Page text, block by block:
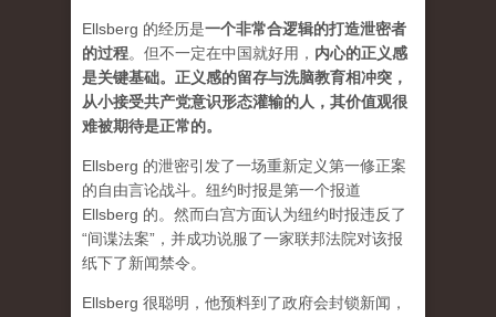
Ellsberg 的经历是一个非常合逻辑的打造泄密者
的过程。但不一定在中国就好用， 内心的正义感
是关键基础。正义感的留存与洗脑教育相冲突，
从小接受共产党意识形态灌输的人，其价值观很
难被期待是正常的。
Ellsberg 的泄密引发了一场重新定义第一修正案
的自由言论战斗。纽约时报是第一个报道
Ellsberg 的。然而白宫方面认为纽约时报违反了
“间谍法案”，并成功说服了一家联邦法院对该报
纸下了新闻禁令。
Ellsberg 很聪明，他预料到了政府会封锁新闻，